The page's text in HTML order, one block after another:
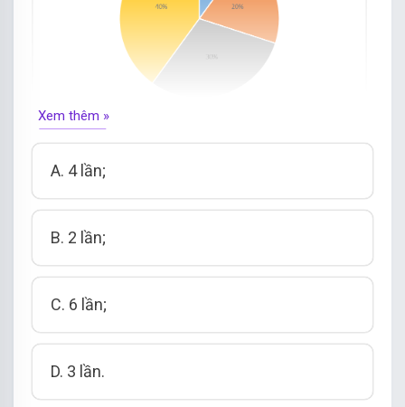
Số lượngkem vị vani bán gấp mấy lần kem vị
sầu riêng?
Xem thêm »
A. 4 lần;
B. 2 lần;
C. 6 lần;
D. 3 lần.